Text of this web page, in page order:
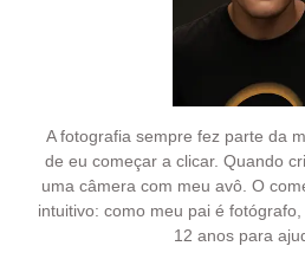
A fotografia sempre fez parte da
de eu começar a clicar. Quando
uma câmera com meu avô. O
intuitivo: como meu pai é
12 anos para